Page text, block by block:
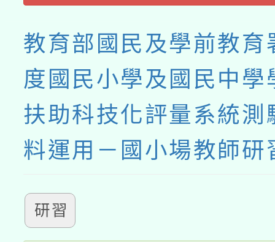
教育部國民及學前教
度國民小學及國民中學
扶助科技化評量系統測
料運用－國小場教師研
研習